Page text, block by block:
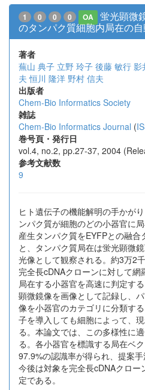
1 0 0 0 OA
蛍光顕微
のタンパク質細胞内局在の
著者
蕪山 典子 立野 玲子 後藤 敏行 影
夫 恒川 隆洋 野村 信夫
出版者
Chem-Bio Informatics Society
雑誌
Chem-Bio Informatics Journal (
巻号頁・発行日
vol.4, no.2, pp.27-37, 2004
参考文献数
9
ヒト遺伝子の機能解明の手かが
ンパク質が細胞のどの小器官に
産生タンパク質をEYFPとの融
と、タンパク質局在は蛍光顕微
光像として観察される。約3万2
完全長cDNAクローンに対して
局在する小器官を高速に判定す
顕微鏡像を画像として記録し、
像を小器官のカテゴリに分類す
子を導入しても細胞によって、
る。本論文では、この多様性に
る。各小器官を標識する局在ベ
97.9%の認識率が得られ、提案手
今後は対象を完全長cDNAクロ
定である。